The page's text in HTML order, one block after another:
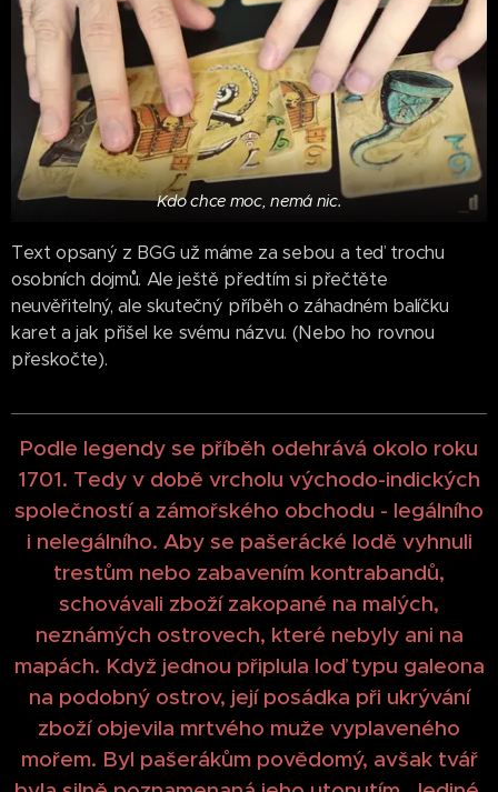
Kdo chce moc, nemá nic.
Text opsaný z BGG už máme za sebou a teď trochu
osobních dojmů. Ale ještě předtím si přečtěte
neuvěřitelný, ale skutečný příběh o záhadném balíčku
karet a jak přišel ke svému názvu. (Nebo ho rovnou
přeskočte).
Podle legendy se příběh odehrává okolo roku
1701. Tedy v době vrcholu východo-indických
společností a zámořského obchodu - legálního
i nelegálního. Aby se pašerácké lodě vyhnuli
trestům nebo zabavením kontrabandů,
schovávali zboží zakopané na malých,
neznámých ostrovech, které nebyly ani na
mapách. Když jednou připlula loď typu galeona
na podobný ostrov, její posádka při ukrývání
zboží objevila mrtvého muže vyplaveného
mořem. Byl pašerákům povědomý, avšak tvář